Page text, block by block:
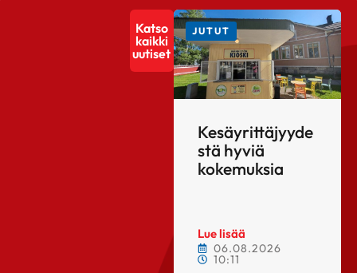
Katso
kaikki
uutiset
JUTUT
Kesäyrittäjyyde
stä hyviä
kokemuksia
Lue lisää
06.08.2026
10:11